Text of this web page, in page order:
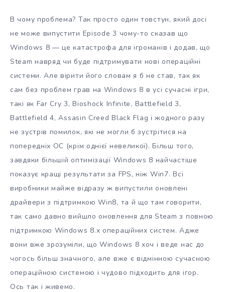
В чому проблема? Так просто один товстун, який досі
не може випустити Episode 3 чому-то сказав що
Windows 8 — це катастрофа для ігроманів і додав, що
Steam навряд чи буде підтримувати нові операційні
системи. Але вірити його словам я б не став, так як
сам без проблем грав на Windows 8 в усі сучасні ігри,
такі як Far Cry 3, Bioshock Infinite, Battlefield 3,
Battlefield 4, Assasin Creed Black Flag і жодного разу
не зустрів помилок, які не могли б зустрітися на
попередніх ОС (крім однієї невеликої). Більш того,
завдяки більшій оптимізації Windows 8 найчастіше
показує кращі результати за FPS, ніж Win7. Всі
виробники майже відразу ж випустили оновлені
драйвери з підтримкою Win8, та й що там говорити,
так само давно вийшло оновлення для Steam з повною
підтримкою Windows 8.x операційних систем. Адже
вони вже зрозуміли, що Windows 8 хоч і веде нас до
чогось більш значного, але вже є відмінною сучасною
операційною системою і чудово підходить для ігор.
Ось так і живемо.